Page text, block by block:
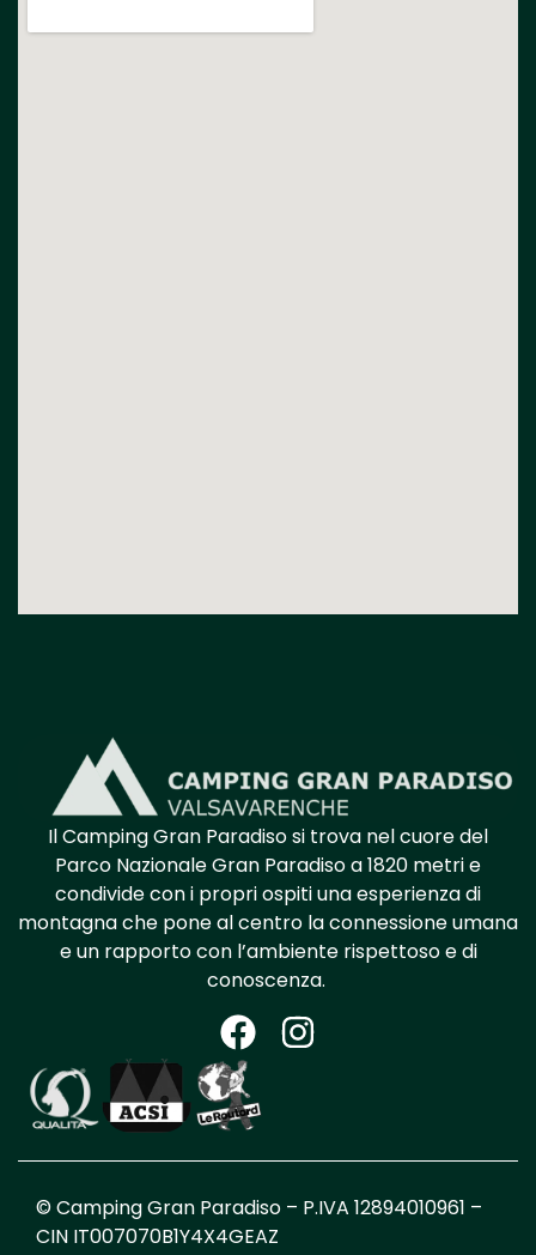
Il Camping Gran Paradiso si trova nel cuoredel
Parco NazionaleGran Paradiso a 1820 metri e
condivide con i propri ospiti una esperienzadi
montagnache pone al centro la connessione umana
e un rapporto con l’ambiente rispettoso e di
conoscenza.
© Camping Gran Paradiso – P.IVA 12894010961 –
CIN IT007070B1Y4X4GEAZ